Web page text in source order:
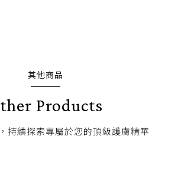
其他商品
Products
持續探索專屬於您的頂級護膚精華